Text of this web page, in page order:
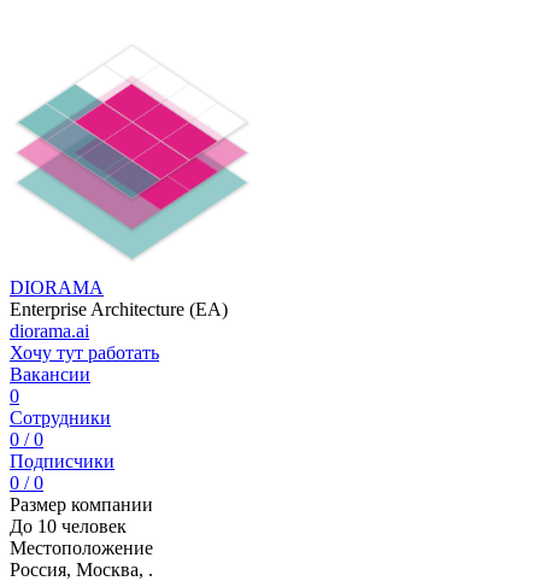
DIORAMA
Enterprise Architecture (EA)
diorama.ai
Хочу тут работать
Вакансии
0
Сотрудники
0 / 0
Подписчики
0 / 0
Размер компании
До 10 человек
Местоположение
Россия, Москва, .